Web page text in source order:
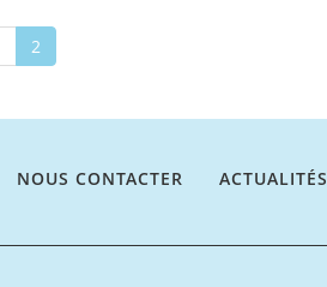
2
NOUS CONTACTER ACTUALITÉS